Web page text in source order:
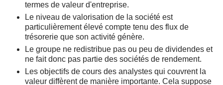
termes de valeur d'entreprise.
Le niveau de valorisation de la société est
particulièrement élevé compte tenu des flux de
trésorerie que son activité génère.
Le groupe ne redistribue pas ou peu de dividendes et
ne fait donc pas partie des sociétés de rendement.
Les objectifs de cours des analystes qui couvrent la
valeur diffèrent de manière importante. Cela suppose